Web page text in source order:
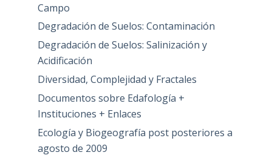
Campo
Degradación de Suelos: Contaminación
Degradación de Suelos: Salinización y
Acidificación
Diversidad, Complejidad y Fractales
Documentos sobre Edafología +
Instituciones + Enlaces
Ecología y Biogeografía post posteriores a
agosto de 2009